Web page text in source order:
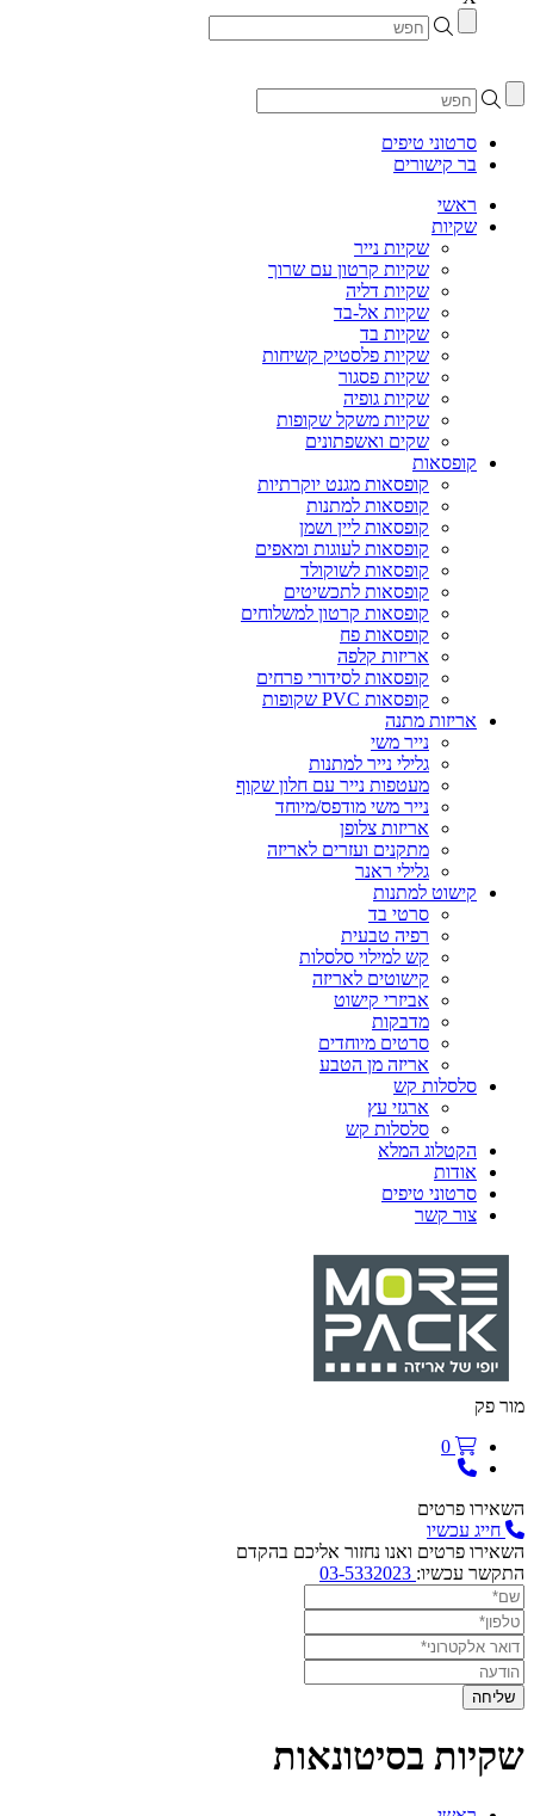
סרטוני טיפים
בר קישורים
ראשי
שקיות
שקיות נייר
שקיות קרטון עם שרוך
שקיות דליה
שקיות אל-בד
שקיות בד
שקיות פלסטיק קשיחות
שקיות פסגור
שקיות גופיה
שקיות משקל שקופות
שקים ואשפתונים
קופסאות
קופסאות מגנט יוקרתיות
קופסאות למתנות
קופסאות ליין ושמן
קופסאות לעוגות ומאפים
קופסאות לשוקולד
קופסאות לתכשיטים
קופסאות קרטון למשלוחים
קופסאות פח
אריזות קלפה
קופסאות לסידורי פרחים
קופסאות PVC שקופות
אריזות מתנה
נייר משי
גלילי נייר למתנות
מעטפות נייר עם חלון שקוף
נייר משי מודפס/מיוחד
אריזות צלופן
מתקנים ועזרים לאריזה
גלילי ראנר
קישוט למתנות
סרטי בד
רפיה טבעית
קש למילוי סלסלות
קישוטים לאריזה
אביזרי קישוט
מדבקות
סרטים מיוחדים
אריזה מן הטבע
סלסלות קש
ארגזי עץ
סלסלות קש
הקטלוג המלא
אודות
סרטוני טיפים
צור קשר
פק
0
פרטים
חייג עכשיו
פרטים ואנו נחזור אליכם בהקדם
עכשיו:03-5332023
בסיטונאות